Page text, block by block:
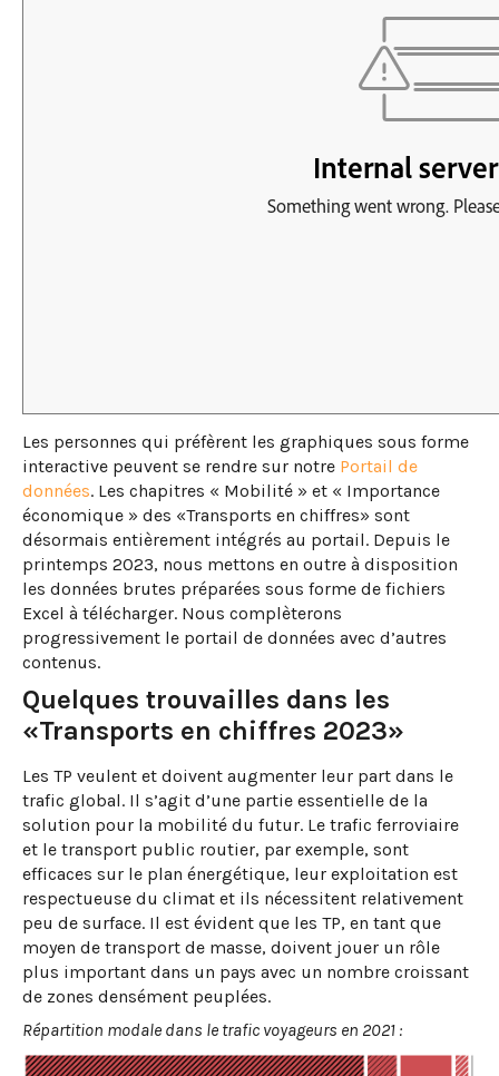
Les personnes qui préfèrent les graphiques sous forme
interactive peuvent se rendre sur notre Portail de
données. Les chapitres « Mobilité » et « Importance
économique » des «Transports en chiffres» sont
désormais entièrement intégrés au portail. Depuis le
printemps 2023, nous mettons en outre à disposition
les données brutes préparées sous forme de fichiers
Excel à télécharger. Nous complèterons
progressivement le portail de données avec d’autres
contenus.
Quelques trouvailles dans les
«Transports en chiffres 2023»
Les TP veulent et doivent augmenter leur part dans le
trafic global. Il s’agit d’une partie essentielle de la
solution pour la mobilité du futur. Le trafic ferroviaire
et le transport public routier, par exemple, sont
efficaces sur le plan énergétique, leur exploitation est
respectueuse du climat et ils nécessitent relativement
peu de surface. Il est évident que les TP, en tant que
moyen de transport de masse, doivent jouer un rôle
plus important dans un pays avec un nombre croissant
de zones densément peuplées.
Répartition modale dans le trafic voyageurs en 2021 :